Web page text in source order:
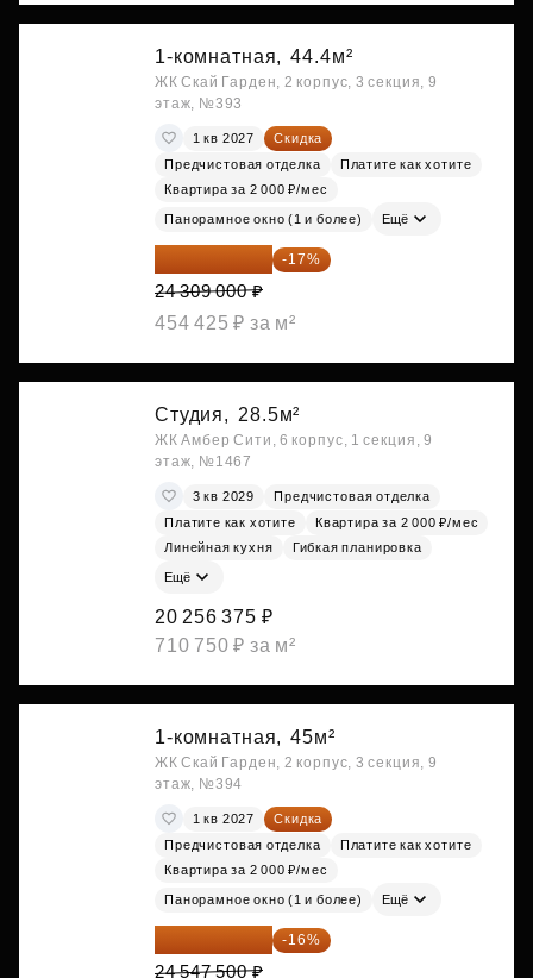
1-комнатная, 44.4м²
ЖК Скай Гарден, 2 корпус, 3 секция, 9
этаж, №393
1 кв 2027
Скидка
Предчистовая отделка
Платите как хотите
Квартира за 2 000 ₽/мес
Панорамное окно (1 и более) Ещё
20 176 470 ₽ -17%
24 309 000 ₽
454 425 ₽ за м²
Студия, 28.5м²
ЖК Амбер Сити, 6 корпус, 1 секция, 9
этаж, №1467
3 кв 2029
Предчистовая отделка
Платите как хотите
Квартира за 2 000 ₽/мес
Линейная кухня
Гибкая планировка
Ещё
20 256 375 ₽
710 750 ₽ за м²
1-комнатная, 45м²
ЖК Скай Гарден, 2 корпус, 3 секция, 9
этаж, №394
1 кв 2027
Скидка
Предчистовая отделка
Платите как хотите
Квартира за 2 000 ₽/мес
Панорамное окно (1 и более) Ещё
20 619 900 ₽ -16%
24 547 500 ₽